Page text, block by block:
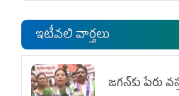
ఇటీవలి వార్తలు
జగన్‌కు పేరు